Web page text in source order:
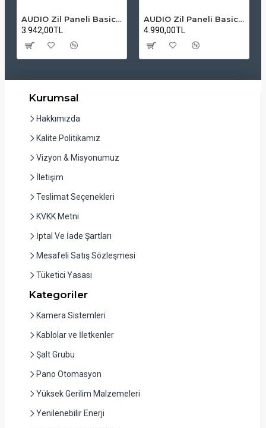
AUDIO Zil Paneli Basic Hpli Çift Buton 14'lü Sesli Apartman Diafon Kapı Paneli
3.942,00TL
AUDIO Zil Paneli Basic Hpli Çift Buton 20'li Sesli Apartman Diafon Kapı Paneli
4.990,00TL
Kurumsal
Hakkımızda
Kalite Politikamız
Vizyon & Misyonumuz
İletişim
Teslimat Seçenekleri
KVKK Metni
İptal Ve İade Şartları
Mesafeli Satış Sözleşmesi
Tüketici Yasası
Kategoriler
Kamera Sistemleri
Kablolar ve İletkenler
Şalt Grubu
Pano Otomasyon
Yüksek Gerilim Malzemeleri
Yenilenebilir Enerji